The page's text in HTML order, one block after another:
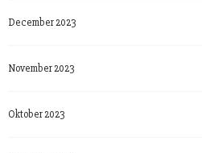
December 2023
November 2023
Oktober 2023